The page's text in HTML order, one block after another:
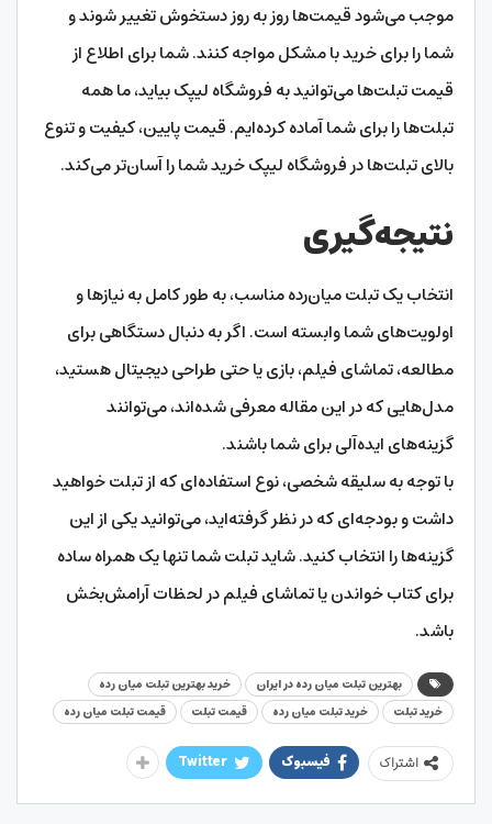
موجب می‌شود قیمت‌ها روز به روز دستخوش تغییر شوند و
شما را برای خرید با مشکل مواجه کنند. شما برای اطلاع از
قیمت تبلت‌ها می‌توانید به فروشگاه لیپک بیاید، ما همه
تبلت‌ها را برای شما آماده کرده‌ایم. قیمت پایین‌، کیفیت و تنوع
بالای تبلت‌ها در فروشگاه لیپک خرید شما را آسان‌تر می‌کند.
نتیجه‌گیری
انتخاب یک تبلت میان‌رده مناسب، به طور کامل به نیازها و
اولویت‌های شما وابسته است. اگر به دنبال دستگاهی برای
مطالعه، تماشای فیلم، بازی یا حتی طراحی دیجیتال هستید،
مدل‌هایی که در این مقاله معرفی شده‌اند، می‌توانند
گزینه‌های ایده‌آلی برای شما باشند.
با توجه به سلیقه شخصی، نوع استفاده‌ای که از تبلت خواهید
داشت و بودجه‌ای که در نظر گرفته‌اید، می‌توانید یکی از این
گزینه‌ها را انتخاب کنید. شاید تبلت شما تنها یک همراه ساده
برای کتاب خواندن یا تماشای فیلم در لحظات آرامش‌بخش
باشد.
بهترین تبلت میان رده در ایران
خرید بهترین تبلت میان رده
خرید تبلت
خرید تبلت میان رده قیمت تبلت قیمت تبلت میان رده
اشتراک فیسبوک Twitter